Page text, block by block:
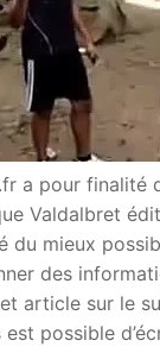
a pour finalité
Valdalbret
du mieux
des
article sur le
possible